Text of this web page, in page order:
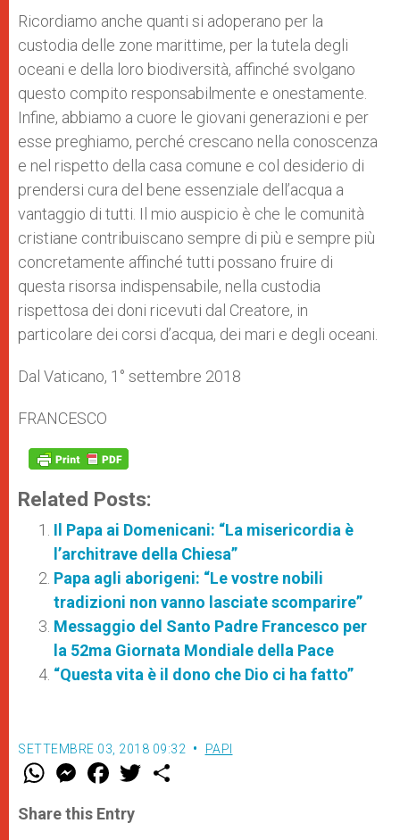
Ricordiamo anche quanti si adoperano per la
custodia delle zone marittime, per la tutela degli
oceani e della loro biodiversità, affinché svolgano
questo compito responsabilmente e onestamente.
Infine, abbiamo a cuore le giovani generazioni e per
esse preghiamo, perché crescano nella conoscenza
e nel rispetto della casa comune e col desiderio di
prendersi cura del bene essenziale dell’acqua a
vantaggio di tutti. Il mio auspicio è che le comunità
cristiane contribuiscano sempre di più e sempre più
concretamente affinché tutti possano fruire di
questa risorsa indispensabile, nella custodia
rispettosa dei doni ricevuti dal Creatore, in
particolare dei corsi d’acqua, dei mari e degli oceani.
Dal Vaticano, 1° settembre 2018
FRANCESCO
Related Posts:
Il Papa ai Domenicani: “La misericordia è
l’architrave della Chiesa”
Papa agli aborigeni: “Le vostre nobili
tradizioni non vanno lasciate scomparire”
Messaggio del Santo Padre Francesco per
la 52ma Giornata Mondiale della Pace
“Questa vita è il dono che Dio ci ha fatto”
SETTEMBRE 03, 2018 09:32 PAPI
W
t
s
M
e
s
e
F
a
e
b
w
Share this Entry